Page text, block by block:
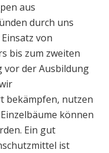
aus
durch uns
von
bis zum zweiten
vor der Ausbildung
bekämpfen, nutzen
können
Ein gut
ist